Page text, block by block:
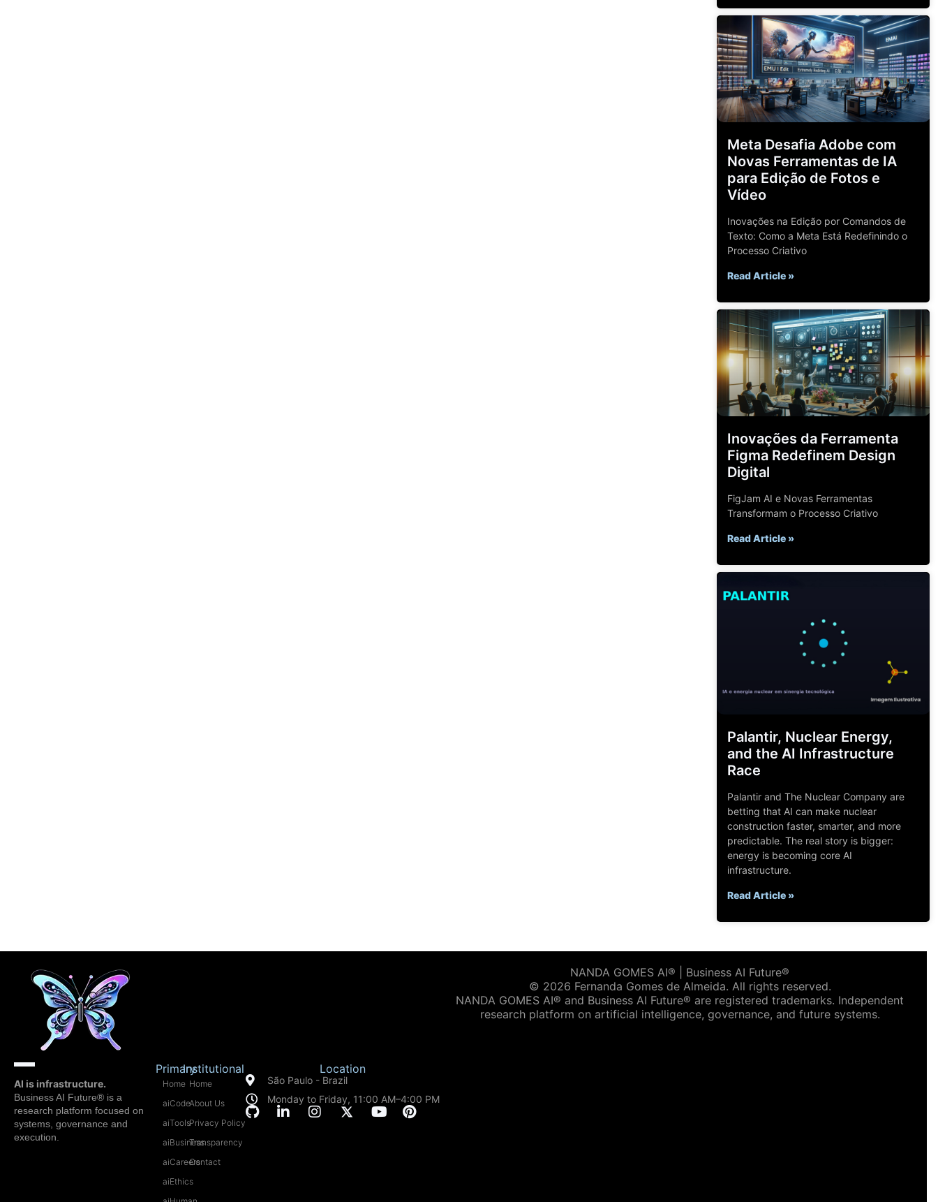
Meta Desafia Adobe com
Novas Ferramentas de IA
para Edição de Fotos e
Vídeo
Inovações na Edição por Comandos de
Texto: Como a Meta Está Redefinindo o
Processo Criativo
Read Article »
Inovações da Ferramenta
Figma Redefinem Design
Digital
FigJam AI e Novas Ferramentas
Transformam o Processo Criativo
Read Article »
Palantir, Nuclear Energy,
and the AI Infrastructure
Race
Palantir and The Nuclear Company are
betting that AI can make nuclear
construction faster, smarter, and more
predictable. The real story is bigger:
energy is becoming core AI
infrastructure.
Read Article »
AI is infrastructure.
Business AI Future® is a
research platform focused on
systems, governance and
execution.
Primary
Home
aiCode
aiTools
aiBusiness
aiCareers
aiEthics
Institutional
Home
About Us
Privacy Policy
Transparency
Contact
Location
São Paulo - Brazil
Monday to Friday, 11:00 AM–4:00 PM
NANDA GOMES AI® | Business AI Future®
© 2026 Fernanda Gomes de Almeida. All rights reserved.
NANDA GOMES AI® and Business AI Future® are registered trademarks. Independent
research platform on artificial intelligence, governance, and future systems.